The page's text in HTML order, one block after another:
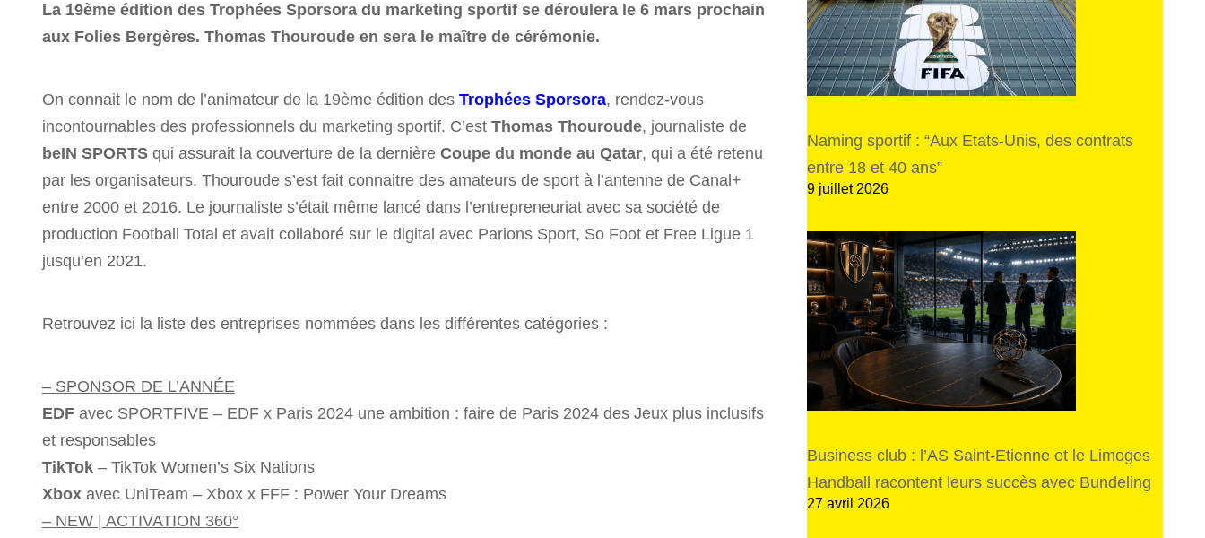
La 19ème édition des Trophées Sporsora du marketing sportif se déroulera le 6 mars prochain
aux Folies Bergères. Thomas Thouroude en sera le maître de cérémonie.
On connait le nom de l’animateur de la 19ème édition des Trophées Sporsora, rendez-vous
incontournables des professionnels du marketing sportif. C’est Thomas Thouroude, journaliste de
beIN SPORTS qui assurait la couverture de la dernière Coupe du monde au Qatar, qui a été retenu
par les organisateurs. Thouroude s’est fait connaitre des amateurs de sport à l’antenne de Canal+
entre 2000 et 2016. Le journaliste s’était même lancé dans l’entrepreneuriat avec sa société de
production Football Total et avait collaboré sur le digital avec Parions Sport, So Foot et Free Ligue 1
jusqu’en 2021.
Retrouvez ici la liste des entreprises nommées dans les différentes catégories :
– SPONSOR DE L’ANNÉE
EDF avec SPORTFIVE – EDF x Paris 2024 une ambition : faire de Paris 2024 des Jeux plus inclusifs
et responsables
TikTok – TikTok Women’s Six Nations
Xbox avec UniTeam – Xbox x FFF : Power Your Dreams
– NEW | ACTIVATION 360°
Naming sportif : “Aux Etats-Unis, des contrats
entre 18 et 40 ans”
9 juillet 2026
Business club : l’AS Saint-Etienne et le Limoges
Handball racontent leurs succès avec Bundeling
27 avril 2026